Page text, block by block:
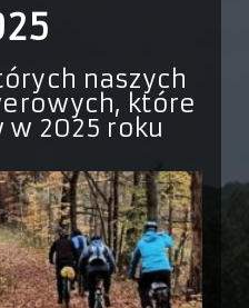
naszych
które
w 2025 roku